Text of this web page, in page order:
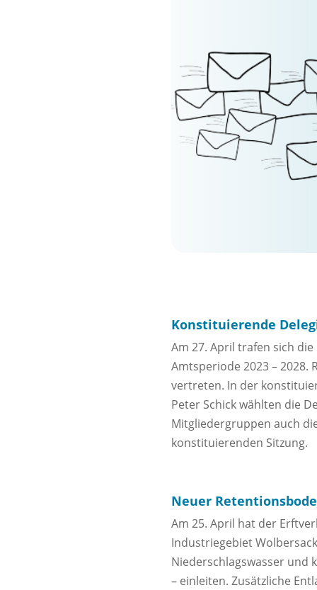
Konstituierende
Am 27. April trafen sich
Amtsperiode 2023 –
vertreten. In der
Peter Schick wählten die
Mitgliedergruppen auch
konstituierenden Sitzung.
Neuer
Am 25. April hat der
Industriegebiet
Niederschlagswasser und
– einleiten. Zusätzliche